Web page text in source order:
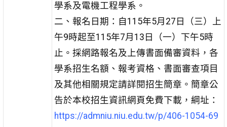
學系及電機工程學系。
二、報名日期：自115年5月27日（三）上
午9時起至115年7月13日（一）下午5時
止。採網路報名及上傳書面備審資料，各
學系招生名額、報考資格、書面審查項目
及其他相關規定請詳閱招生簡章。簡章公
告於本校招生資訊網頁免費下載，綱址：
https://admniu.niu.edu.tw/p/406-1054-69